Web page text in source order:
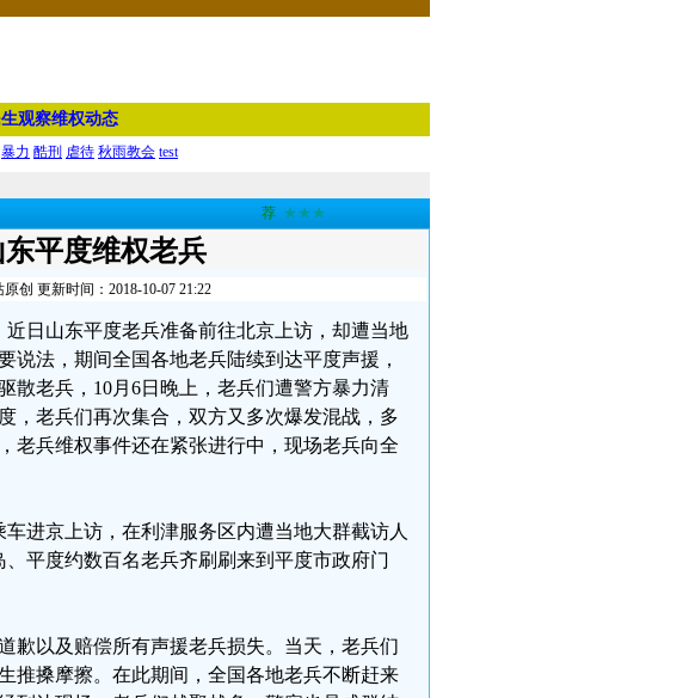
生观察维权动态
暴力 酷刑 虐待 秋雨教会 test
荐 ★★★
平度维权老兵
创 更新时间：2018-10-07 21:22
近日山东平度老兵准备前往北京上访，却遭当地
说法，期间全国各地老兵陆续到达平度声援，
散老兵，10月6日晚上，老兵们遭警方暴力清
，老兵们再次集合，双方又多次爆发混战，多
老兵维权事件还在紧张进行中，现场老兵向全
进京上访，在利津服务区内遭当地大群截访人
平度约数百名老兵齐刷刷来到平度市政府门
歉以及赔偿所有声援老兵损失。当天，老兵们
推搡摩擦。在此期间，全国各地老兵不断赶来